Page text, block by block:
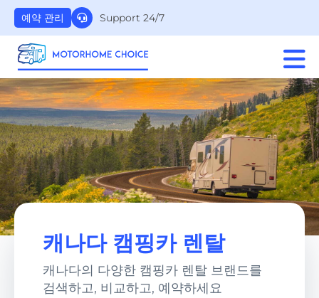
Support 24/7
예약 관리
캐나다 캠핑카 렌탈
캐나다의 다양한 캠핑카 렌탈 브랜드를
검색하고, 비교하고, 예약하세요